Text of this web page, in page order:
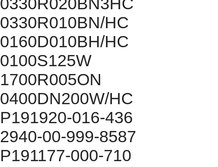
0330R010BN/HC
0160D010BH/HC
0100S125W
1700R005ON
0400DN200W/HC
P191920-016-436
2940-00-999-8587
P191177-000-710